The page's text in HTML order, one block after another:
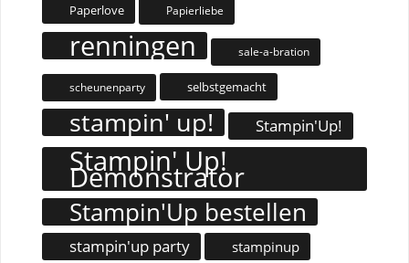
Paperlove Papierliebe
renningen sale-a-bration
scheunenparty selbstgemacht
stampin' up! Stampin'Up!
Stampin' Up!
Demonstrator
Stampin'Up bestellen
stampin'up party stampinup